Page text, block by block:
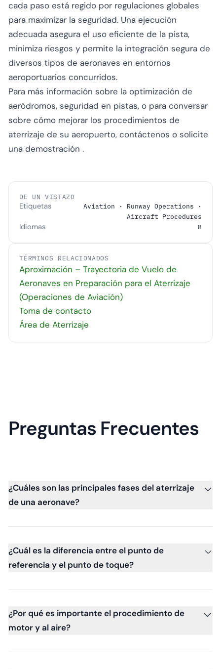
cada paso está regido por regulaciones globales
para maximizar la seguridad. Una ejecución
adecuada asegura el uso eficiente de la pista,
minimiza riesgos y permite la integración segura de
diversos tipos de aeronaves en entornos
aeroportuarios concurridos.
Para más información sobre la optimización de
aeródromos, seguridad en pistas, o para conversar
sobre cómo mejorar los procedimientos de
aterrizaje de su aeropuerto, contáctenos o solicite
una demostración .
DE UN VISTAZO
Etiquetas
Aviation · Runway Operations ·
Aircraft Procedures
Idiomas 8
TÉRMINOS RELACIONADOS
Aproximación – Trayectoria de Vuelo de
Aeronaves en Preparación para el Aterrizaje
(Operaciones de Aviación)
Toma de contacto
Área de Aterrizaje
Preguntas Frecuentes
¿Cuáles son las principales fases del aterrizaje
de una aeronave?
¿Cuál es la diferencia entre el punto de
referencia y el punto de toque?
¿Por qué es importante el procedimiento de
motor y al aire?